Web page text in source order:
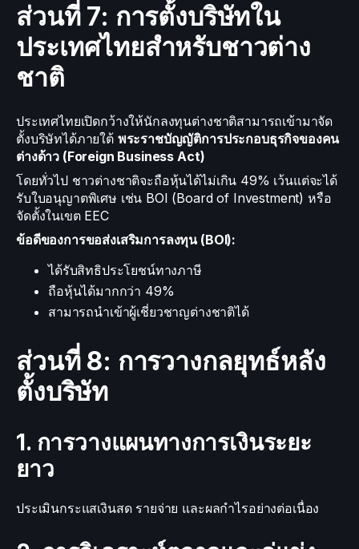
ส่วนที่ 7: การตั้งบริษัทใน
ประเทศไทยสำหรับชาวต่าง
ชาติ
ประเทศไทยเปิดกว้างให้นักลงทุนต่างชาติสามารถเข้ามาจัด
ตั้งบริษัทได้ภายใต้ พระราชบัญญัติการประกอบธุรกิจของคน
ต่างด้าว (Foreign Business Act)
โดยทั่วไป ชาวต่างชาติจะถือหุ้นได้ไม่เกิน 49% เว้นแต่จะได้
รับใบอนุญาตพิเศษ เช่น BOI (Board of Investment) หรือ
จัดตั้งในเขต EEC
ข้อดีของการขอส่งเสริมการลงทุน (BOI):
ได้รับสิทธิประโยชน์ทางภาษี
ถือหุ้นได้มากกว่า 49%
สามารถนำเข้าผู้เชี่ยวชาญต่างชาติได้
ส่วนที่ 8: การวางกลยุทธ์หลัง
ตั้งบริษัท
1. การวางแผนทางการเงินระยะ
ยาว
ประเมินกระแสเงินสด รายจ่าย และผลกำไรอย่างต่อเนื่อง